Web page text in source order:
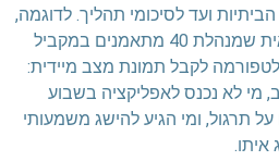
ועד לסיכומי תהליך. לדוגמה,
מאמנת כושר עצמאית שמנהלת 40 מתאמנים במקביל
לקבל תמונת מצב מיידית:
מי לא נכנס לאפליקציה בשבוע
על תרגול, ומי הגיע להישג משמעותי
איתו.